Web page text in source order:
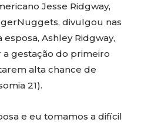
Jesse Ridgway,
divulgou nas
Ashley Ridgway,
gestação do primeiro
alta chance de
21).
e eu tomamos a difícil